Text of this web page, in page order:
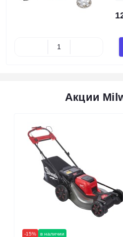
Акции
-15% в наличии